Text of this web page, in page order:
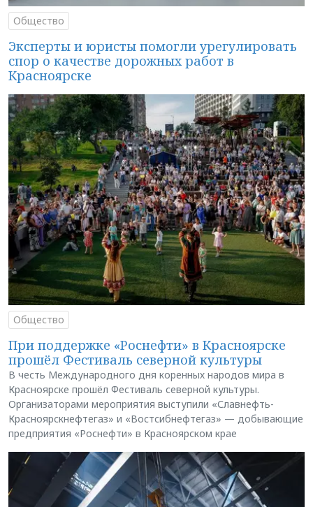
Общество
Эксперты и юристы помогли урегулировать
спор о качестве дорожных работ в
Красноярске
Общество
При поддержке «Роснефти» в Красноярске
прошёл Фестиваль северной культуры
В честь Международного дня коренных народов мира в
Красноярске прошёл Фестиваль северной культуры.
Организаторами мероприятия выступили «Славнефть-
Красноярскнефтегаз» и «Востсибнефтегаз» — добывающие
предприятия «Роснефти» в Красноярском крае